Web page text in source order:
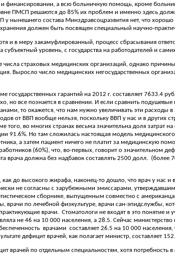
финансировании, а всю больничную помощь, кроме
ПМСП решаются до 85% их проблем и именно здесь
нынешнего состава Минздравсоцразвития нет, что
должен быть посвящен специальный научно-
и в меру закамуфлированный, процесс сбрасывания
уровень, с государства на работодателей и
страховых медицинских организаций, однако
Выросло число медицинских негосударственных
государственных гарантий на 2012 г. составляет 7633.4
но все познается в сравнении. И если сравнить
то окажется, что нам нужно увеличивать эти
от ВВП вообще нельзя, поскольку ВВП у нас и в других
того, во многих странах весьма значительна доля затрат
91.6%. Но там сложилась настоящая модель
а затем пациент ничего не платит за медицинскую
(60%), что, во-первых, говорит о значительном
врача должна без надбавок составлять 2500 долл. (более
до высокого жирафа, наконец-то дошло, что врач у нас
не согласны с зарубежными эмиссарами,
сборнике, выпущенным совместно с
врачи по лечебной физкультуре, врачи сан-эпидслужбы,
врачи. Стоматологи не входят в это понятие и
не 46 на 10 000 населения, а 28.5. Сейчас
врачами составляет 26.5 на 10 000
дефицит врачей, как полагает министр, составляет
врачей по отдельным специальностям, хотя потребность